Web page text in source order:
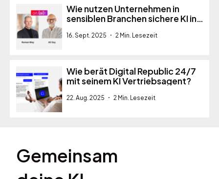
Gemeinsam
Wie nutzen Unternehmen in
sensiblen Branchen sichere KI in
16. Sept. 2025 2 Min. Lesezeit
Wie berät Digital Republic 24/7
mit seinem KI Vertriebsagent?
22. Aug. 2025 2 Min. Lesezeit